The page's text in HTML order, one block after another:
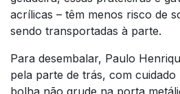
acrílicas – têm menos risco de
sendo transportadas à parte.
Para desembalar, Paulo
pela parte de trás, com
bolha não grude na porta